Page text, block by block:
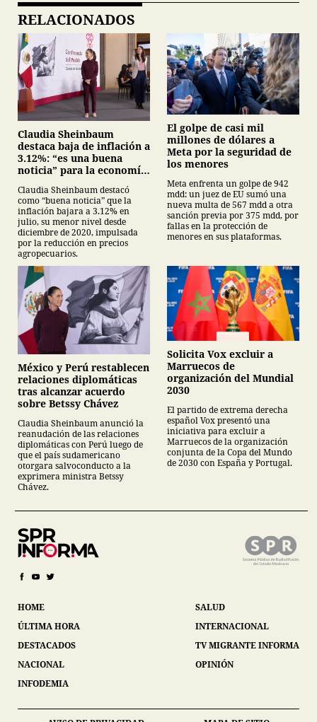
RELACIONADOS
Claudia Sheinbaum
destaca baja de inflación a
3.12%: “es una buena
noticia” para la economía
Claudia Sheinbaum destacó
como “buena noticia” que la
inflación bajara a 3.12% en
julio, su menor nivel desde
diciembre de 2020, impulsada
por la reducción en precios
agropecuarios.
El golpe de casi mil
millones de dólares a
Meta por la seguridad de
los menores
Meta enfrenta un golpe de 942
mdd: un juez de EU sumó una
nueva multa de 567 mdd a otra
sanción previa por 375 mdd, por
fallas en la protección de
menores en sus plataformas.
México y Perú restablecen
relaciones diplomáticas
tras alcanzar acuerdo
sobre Betssy Chávez
Claudia Sheinbaum anunció la
reanudación de las relaciones
diplomáticas con Perú luego de
que el país sudamericano
otorgara salvoconducto a la
exprimera ministra Betssy
Chávez.
Solicita Vox excluir a
Marruecos de
organización del Mundial
2030
El partido de extrema derecha
español Vox presentó una
iniciativa para excluir a
Marruecos de la organización
conjunta de la Copa del Mundo
de 2030 con España y Portugal.
HOME
ÚLTIMA HORA
DESTACADOS
NACIONAL
INFODEMIA
SALUD
INTERNACIONAL
TV MIGRANTE INFORMA
OPINIÓN